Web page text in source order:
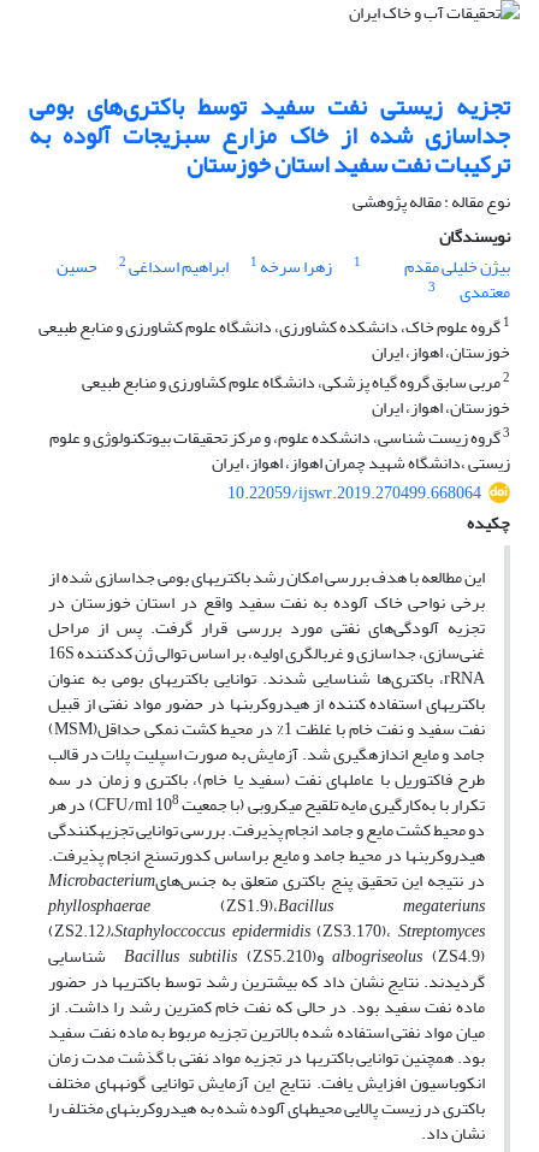
تجزیه زیستی نفت سفید توسط باکتری‌های بومی
جداسازی شده از خاک مزارع سبزیجات آلوده به
ترکیبات نفت سفید استان خوزستان
نوع مقاله : مقاله پژوهشی
نویسندگان
بیژن خلیلی مقدم
1 زهرا سرخه 1 ابراهیم اسداغی2 حسین
معتمدی
3
1گروه علوم خاک، دانشکده کشاورزی، دانشگاه علوم کشاورزی و منابع طبیعی
خوزستان، اهواز، ایران
2مربی سابق گروه گیاه پزشکی، دانشگاه علوم کشاورزی و منابع طبیعی
خوزستان، اهواز، ایران
3گروه زیست شناسی، دانشکده علوم، و مرکز تحقیقات بیوتکنولوژی و علوم
زیستی ،دانشگاه شهید چمران اهواز، اهواز، ایران
10.22059/ijswr.2019.270499.668064
چکیده
این مطالعه با هدف بررسی امکان رشد باکتری­های بومی جداسازی شده از
برخی نواحی خاک آلوده به نفت سفید واقع در استان خوزستان در
تجزیه آلودگی‌های نفتی مورد بررسی قرار گرفت. پس از مراحل
غنی‌سازی، جداسازی و غربالگری اولیه، بر اساس توالی ژن کدکننده 16S
rRNA، باکتری‌ها شناسایی شدند. توانایی باکتری­های بومی به عنوان
باکتری­های استفاده کننده از هیدروکربن­ها در حضور مواد نفتی از قبیل
نفت سفید و نفت خام با غلظت 1% در محیط کشت نمکی حداقل(MSM)
جامد و مایع اندازه­گیری شد. آزمایش به صورت اسپلیت پلات در قالب
طرح فاکتوریل با عامل­های نفت (سفید یا خام)، باکتری و زمان در سه
تکرار با به‌کارگیری مایه تلقیح میکروبی (با جمعیت CFU/ml 108 ) در هر
دو محیط کشت مایع و جامد انجام پذیرفت. بررسی توانایی تجزیه­کنندگی
هیدروکربن­ها در محیط جامد و مایع بر­اساس کدورت­سنج انجام پذیرفت.
در نتیجه این تحقیق پنج باکتری متعلق به جنس‌هایMicrobacterium
phyllosphaerae (ZS1.9)،Bacillus megateriuns
(ZS2.12)،Staphyloccoccus epidermidis(ZS3.170)،Streptomyces
albogriseolus (ZS4.9) و Bacillus subtilis(ZS5.210) شناسایی
گردیدند. نتایج نشان داد که بیشترین رشد توسط باکتری­ها در حضور
ماده نفت سفید بود. در حالی که نفت خام کمترین رشد را داشت. از
میان مواد نفتی استفاده شده بالاترین تجزیه مربوط به ماده نفت سفید
بود. همچنین توانایی باکتری­ها در تجزیه مواد نفتی با گذشت مدت زمان
انکوباسیون افزایش یافت. نتایج این آزمایش توانایی گونه­های مختلف
باکتری در زیست پالایی محیط­های آلوده شده به هیدروکربن­های مختلف را
نشان داد.